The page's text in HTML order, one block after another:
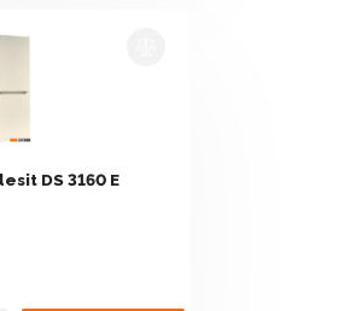
DS 3160 E